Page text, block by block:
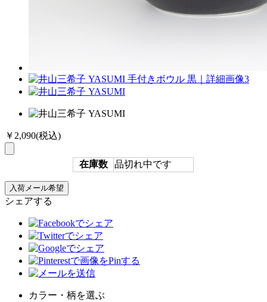
￥2,090(税込)
在庫数 品切れ中です
シェアする
カラー・柄を選ぶ